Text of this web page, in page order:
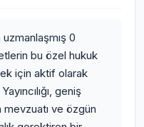
uzmanlaşmış 0
bu özel hukuk
için aktif olarak
geniş
ve özgün